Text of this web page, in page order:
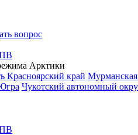
вопрос
Арктики
Красноярский край Мурманская
Чукотский автономный